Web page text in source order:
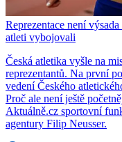
Reprezentace není
atleti vybojovali
Česká atletika vyšle na
reprezentantů. Na první
vedení Českého
Proč ale není ještě
Aktuálně.cz sportovní
agentury Filip Neusser.